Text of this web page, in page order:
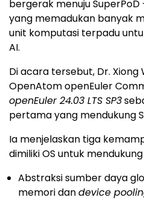
bergerak menuju
yang memadukan banyak
unit komputasi terpadu
AI.
Di acara tersebut, Dr. Xiong
OpenAtom openEuler
openEuler 24.03 LTS SP3
pertama yang mendukung
Ia menjelaskan tiga
dimiliki OS untuk
Abstraksi sumber daya
memori dandevice